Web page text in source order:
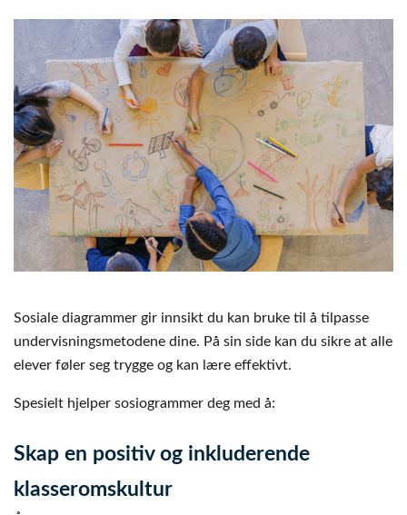
Sosiale diagrammer gir innsikt du kan bruke til å tilpasse
undervisningsmetodene dine. På sin side kan du sikre at alle
elever føler seg trygge og kan lære effektivt.
Spesielt hjelper sosiogrammer deg med å:
Skap en positiv og inkluderende
klasseromskultur